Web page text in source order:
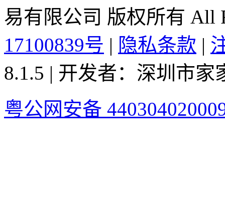
易有限公司 版权所有 All
17100839号 | 隐私条款 |
8.1.5 | 开发者：深圳市
粤公网安备